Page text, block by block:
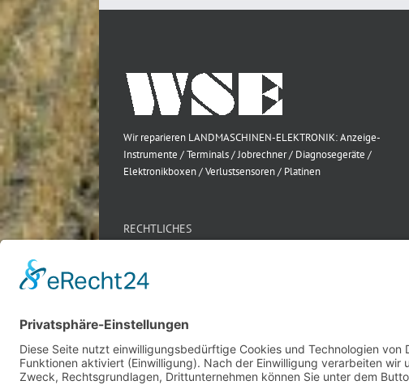
Wir reparieren LANDMASCHINEN-ELEKTRONIK: Anzeige-
Instrumente / Terminals / Jobrechner / Diagnosegeräte /
Elektronikboxen / Verlustsensoren / Platinen
RECHTLICHES
Impressum
AGB